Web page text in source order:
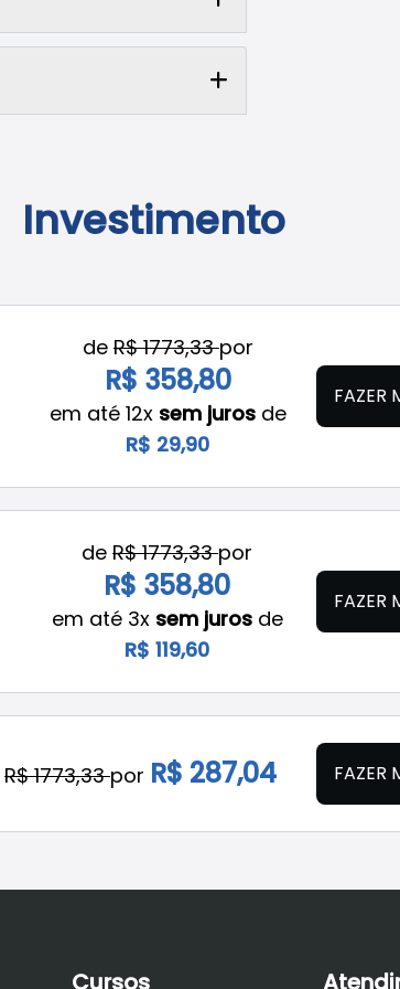
Investimento
deR$ 1773,33por
R$ 358,80
em até 12x sem jurosde
R$ 29,90
FAZER
deR$ 1773,33por
R$ 358,80
em até 3x sem jurosde
R$ 119,60
FAZER
R$ 1773,33por R$ 287,04 FAZER
Cursos